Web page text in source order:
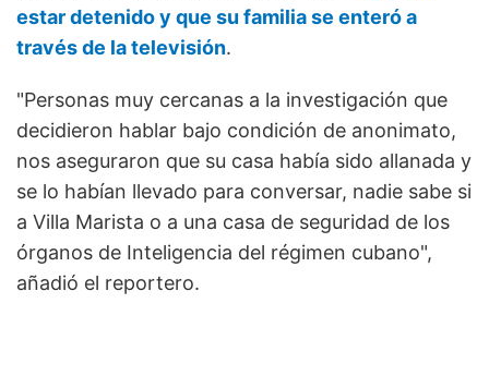
estar detenido y que su familia se enteró a
través de la televisión.
"Personas muy cercanas a la investigación que
decidieron hablar bajo condición de anonimato,
nos aseguraron que su casa había sido allanada y
se lo habían llevado para conversar, nadie sabe si
a Villa Marista o a una casa de seguridad de los
órganos de Inteligencia del régimen cubano",
añadió el reportero.